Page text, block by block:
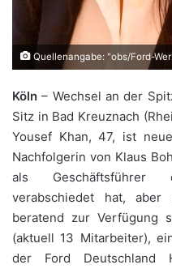
Quellenangabe: "obs/Ford-
Köln – Wechsel an der
Sitz in Bad Kreuznach
Yousef Khan, 47, ist
Nachfolgerin von Klaus
als Geschäftsführer
verabschiedet hat, aber
beratend zur Verfügung
(aktuell 13 Mitarbeiter),
der Ford